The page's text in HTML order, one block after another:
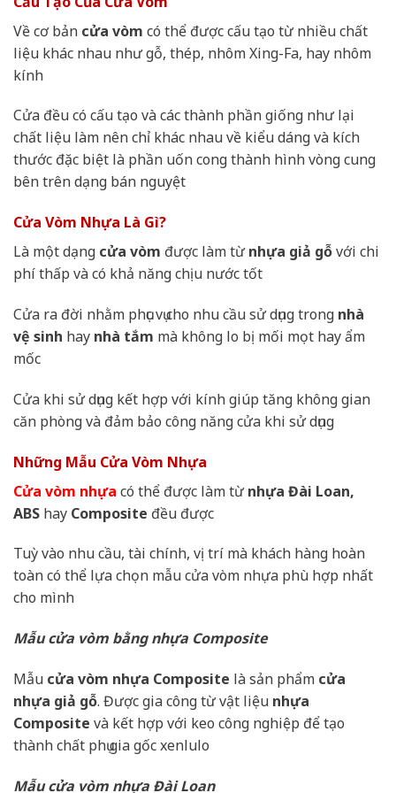
Về cơ bản cửa vòm có thể được cấu tạo từ nhiều chất
liệu khác nhau như gỗ, thép, nhôm Xing-Fa, hay nhôm
kính
Cửa đều có cấu tạo và các thành phần giống như lại
chất liệu làm nên chỉ khác nhau về kiểu dáng và kích
thước đặc biệt là phần uốn cong thành hình vòng cung
bên trên dạng bán nguyệt
Cửa Vòm Nhựa Là Gì?
Là một dạng cửa vòm được làm từnhựa giả gỗvới chi
phí thấp và có khả năng chịu nước tốt
Cửa ra đời nhằm phục vụ cho nhu cầu sử dụng trong nhà
vệ sinh hay nhà tắm mà không lo bị mối mọt hay ẩm
mốc
Cửa khi sử dụng kết hợp với kính giúp tăng không gian
căn phòng và đảm bảo công năng cửa khi sử dụng
Những Mẫu Cửa Vòm Nhựa
Cửa vòm nhựa có thể được làm từnhựa Đài Loan,
ABS hay Composite đều được
Tuỳ vào nhu cầu, tài chính, vị trí mà khách hàng hoàn
toàn có thể lựa chọn mẫu cửa vòm nhựa phù hợp nhất
cho mình
Mẫu cửa vòm bằng nhựa Composite
Mẫu cửa vòm nhựa Composite là sản phẩm cửa
nhựa giả gỗ. Được gia công từ vật liệu nhựa
Composite và kết hợp với keo công nghiệp để tạo
thành chất phụ gia gốc xenlulo
Mẫu cửa vòm nhựa Đài Loan